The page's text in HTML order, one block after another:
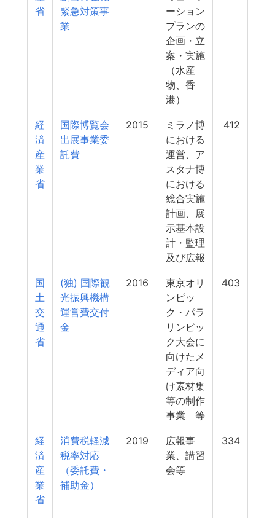
省
緊急対策事
業
ーション
プランの
企画・立
案・実施
（水産
物、香
港）
経
済
産
業
省
国際博覧会
出展事業委
託費
2015
ミラノ博
における
運営、ア
スタナ博
における
総合実施
計画、展
示基本設
計・監理
及び広報
412
国
土
交
通
省
(独) 国際観
光振興機構
運営費交付
金
2016
東京オリ
ンピッ
ク・パラ
リンピッ
ク大会に
向けたメ
ディア向
け素材集
等の制作
事業 等
403
経
済
産
業
省
消費税軽減
税率対応
（委託費・
補助金）
2019
広報事
業、講習
会等
334